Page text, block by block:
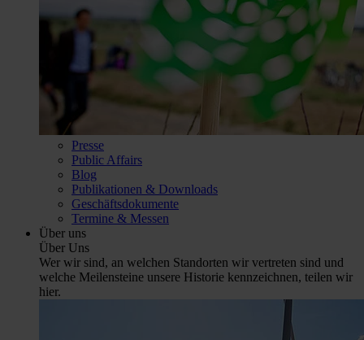
Presse
Public Affairs
Blog
Publikationen & Downloads
Geschäftsdokumente
Termine & Messen
Über uns
Über Uns
Wer wir sind, an welchen Standorten wir vertreten sind und
welche Meilensteine unsere Historie kennzeichnen, teilen wir
hier.